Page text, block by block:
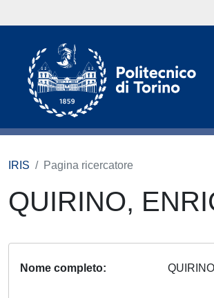
IRIS Pagina ricercatore
QUIRINO,
Nome completo